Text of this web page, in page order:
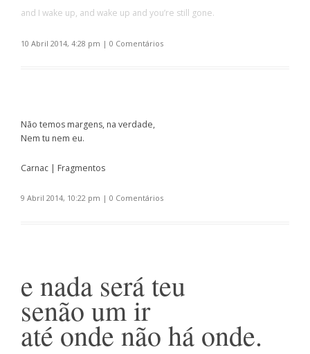
and I wake up, and wake up and you’re still gone.
10 Abril 2014, 4:28 pm | 0 Comentários
Não temos margens, na verdade,
Nem tu nem eu.
Carnac | Fragmentos
9 Abril 2014, 10:22 pm | 0 Comentários
e nada será teu
senão um ir
até onde não há onde.